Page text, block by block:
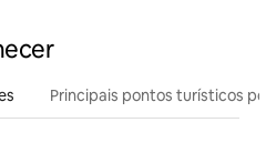
Principais pontos turísticos